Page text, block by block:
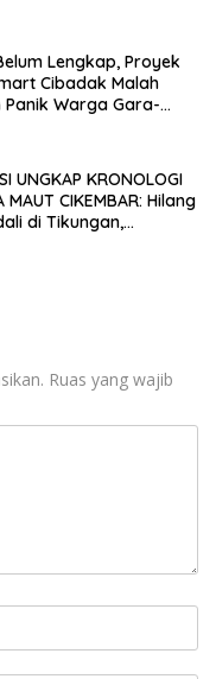
Lengkap, Proyek
Cibadak Malah
Panik Warga Gara-
UNGKAP KRONOLOGI
MAUT CIKEMBAR: Hilang
di Tikungan,
Ruas yang wajib